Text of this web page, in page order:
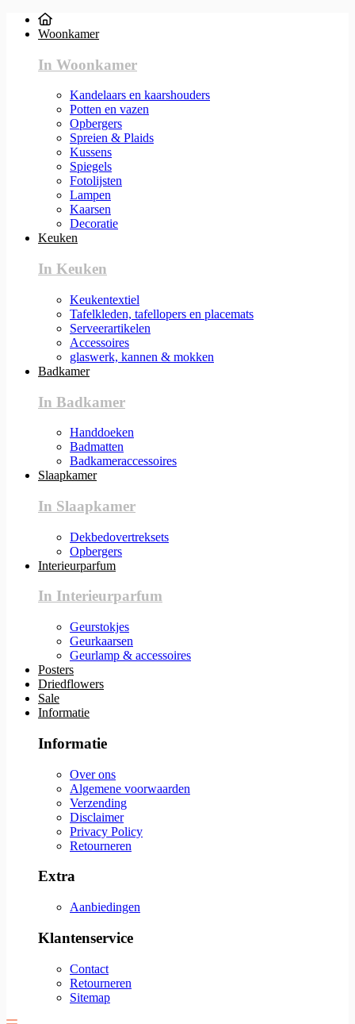
Woonkamer
In Woonkamer
Kandelaars en kaarshouders
Potten en vazen
Opbergers
Spreien & Plaids
Kussens
Spiegels
Fotolijsten
Lampen
Kaarsen
Decoratie
Keuken
In Keuken
Keukentextiel
Tafelkleden, tafellopers en placemats
Serveerartikelen
Accessoires
glaswerk, kannen & mokken
Badkamer
In Badkamer
Handdoeken
Badmatten
Badkameraccessoires
Slaapkamer
In Slaapkamer
Dekbedovertreksets
Opbergers
Interieurparfum
In Interieurparfum
Geurstokjes
Geurkaarsen
Geurlamp & accessoires
Posters
Driedflowers
Sale
Informatie
Informatie
Over ons
Algemene voorwaarden
Verzending
Disclaimer
Privacy Policy
Retourneren
Extra
Aanbiedingen
Klantenservice
Contact
Retourneren
Sitemap